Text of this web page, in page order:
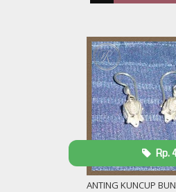
ANTING KUNCUP
Rp.